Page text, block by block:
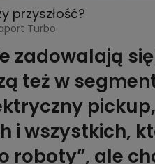
przyszłość?
Turbo
zadowalają
też w
i wszystkich,
roboty”, ale